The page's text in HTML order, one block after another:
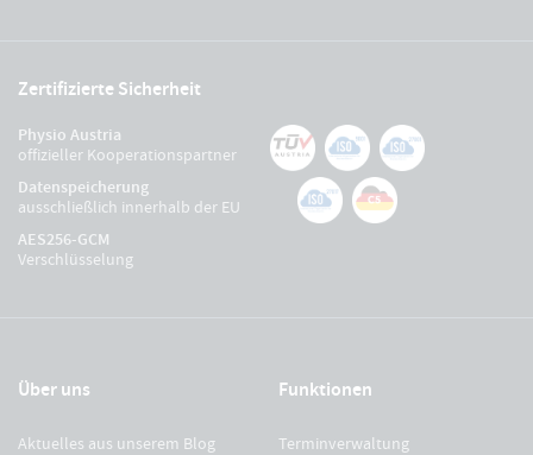
Zertifizierte Sicherheit
Physio Austria
offizieller Kooperationspartner
Datenspeicherung
ausschließlich innerhalb der EU
AES256-GCM
Verschlüsselung
Über uns
Aktuelles aus unserem Blog
Funktionen
Terminverwaltung